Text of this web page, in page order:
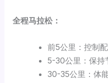
全程马拉松：
前5公里：控制
5-30公里：保持
30-35公里：体